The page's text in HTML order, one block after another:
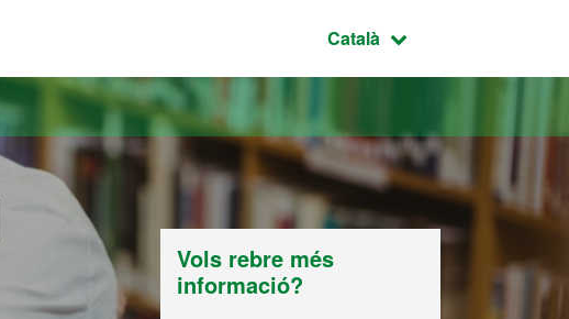
Idioma seleccionat:
Català
Vols rebre més
informació?